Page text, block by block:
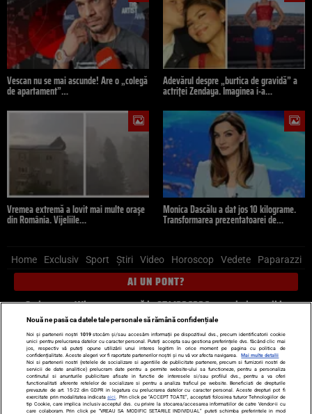
Vescan nu se mai ascunde! Are o „colegă
de apartament”…
Adevărul despre „burtica de gravidă” a
actriței Zendaya. Imaginea i-a…
Vremea extremă a lovit mai multe orașe
din România. Vijeliile…
Monica Dascălu a dat jos 10 kilograme.
Transformarea prezentatoarei de…
Home Exclusiv Sport Știri Video Horoscop Vedete Paparazzi
AI UN PONT?
Scrie-ne pe Whatsapp, sună la 0741226226 sau trimite mail la
pont@cancan.ro
Știri interne Știri externe
Politică
Ultimele stiri
Diete Insula Iubirii Dictionar de vise
LIFE STYLE
Horoscop
Nouă ne pasă ca datele tale personale să rămână confidențiale
Noi și partenerii noștri 1019stocăm și/sau accesăm informații pe dispozitivul dvs., precum identificatorii cookie
unici pentru prelucrarea datelor cu caracter personal. Puteți accepta sau gestiona preferințele dvs. făcând clic mai
jos, respectiv vă puteți opune utilizării unui interes legitim în orice moment pe pagina cu politica de
confidențialitate. Aceste alegeri vor fi raportate partenerilor noștri și nu vă vor afecta navigarea.
Mai multe detalii
Noi si partenerii nostri (retelele de socializare si agentiile de publicitate partenere, precum si furnizorii nostri de
servicii de date analitice) prelucram date pentru a permite website-ului sa functioneze, pentru a personaliza
continutul si anunturile publicitare afisate in functie de interesele si/sau profilul dvs., pentru a va oferi
functionalitati aferente retelelor de socializare si pentru a analiza traficul pe website. Beneficiati de drepturile
prevazute de art. 15-22 din GDPR in legatura cu prelucrarea datelor cu caracter personal. Aceste drepturi pot fi
exercitate prin modalitatea indicataaici . Prin click pe “ACCEPT TOATE”, acceptati folosirea tuturor Tehnologiilor de
tip Cookie, care implica inclusiv acceptul dvs. cu privire la stocarea/accesarea informatiilor de catre Vendor-ii cu
care colaboram. Prin click pe “VREAU SA MODIFIC SETARILE INDIVIDUAL” puteti schimba preferintele in mod